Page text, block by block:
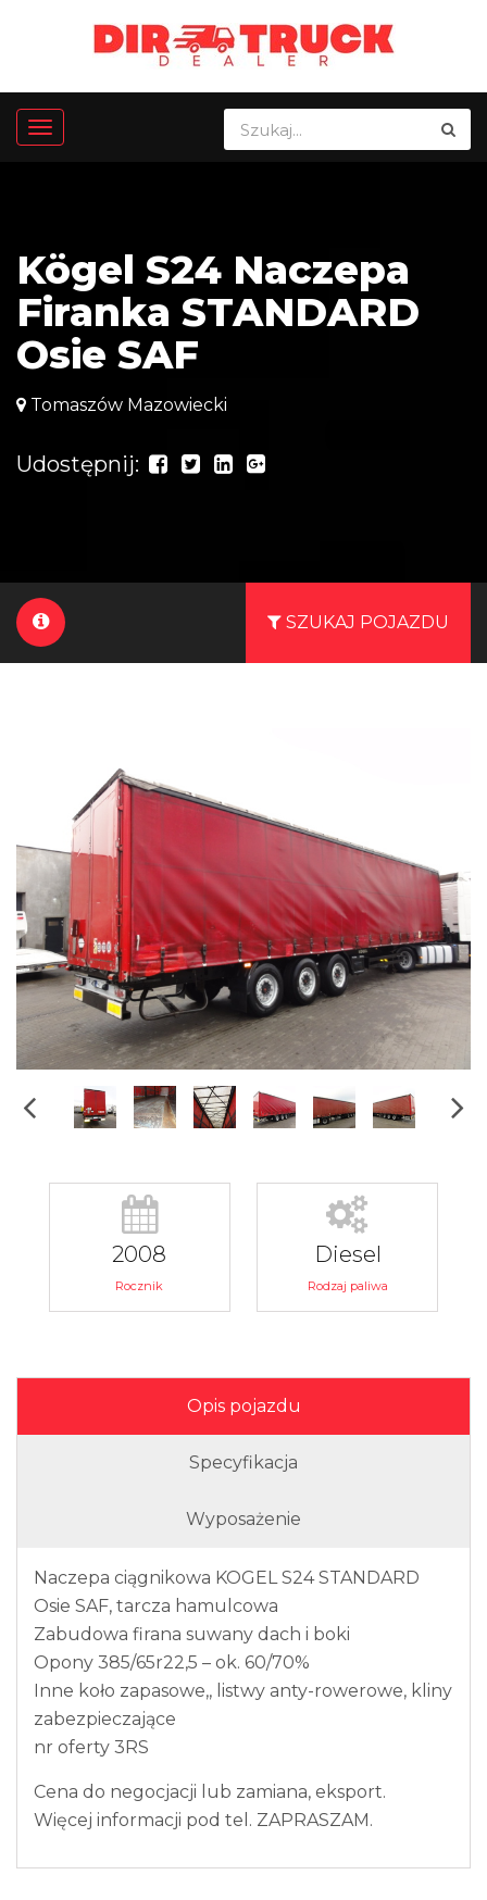
Kögel S24 Naczepa
Firanka STANDARD
Osie SAF
Tomaszów Mazowiecki
Udostępnij:
SZUKAJ POJAZDU
2008
Rocznik
Diesel
Rodzaj paliwa
Opis pojazdu
Specyfikacja
Wyposażenie
Naczepa ciągnikowa KOGEL S24 STANDARD
Osie SAF, tarcza hamulcowa
Zabudowa firana suwany dach i boki
Opony 385/65r22,5 – ok. 60/70%
Inne koło zapasowe,, listwy anty-rowerowe, kliny
zabezpieczające
nr oferty 3RS
Cena do negocjacji lub zamiana, eksport.
Więcej informacji pod tel. ZAPRASZAM.